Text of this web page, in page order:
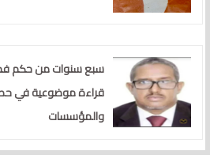
سبع سنوات من حكم
قراءة موضوعية في
والمؤسسات